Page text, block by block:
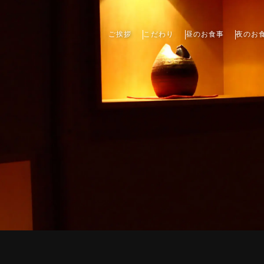
ご挨拶 こだわり 昼のお食事 夜のお